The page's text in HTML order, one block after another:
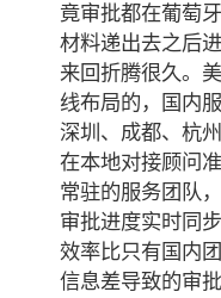
竟审批都在葡萄
材料递出去之后
来回折腾很久。
线布局的，国内
深圳、成都、杭
在本地对接顾问
常驻的服务团队
审批进度实时同
效率比只有国内
信息差导致的审